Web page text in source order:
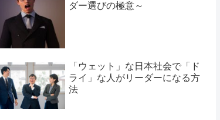
ダー選びの極意～
「ウェット」な日本社会で「ド
ライ」な人がリーダーになる方
法